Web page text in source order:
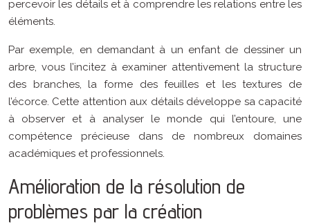
percevoir les détails et à comprendre les relations entre les
éléments.
Par exemple, en demandant à un enfant de dessiner un
arbre, vous l’incitez à examiner attentivement la structure
des branches, la forme des feuilles et les textures de
l’écorce. Cette attention aux détails développe sa capacité
à observer et à analyser le monde qui l’entoure, une
compétence précieuse dans de nombreux domaines
académiques et professionnels.
Amélioration de la résolution de
problèmes par la création